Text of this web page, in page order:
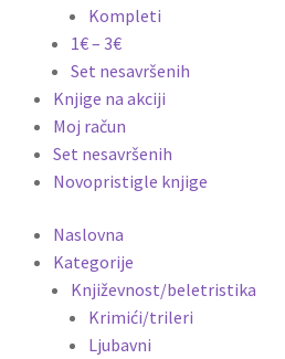
Kompleti
1€ – 3€
Set nesavršenih
Knjige na akciji
Moj račun
Set nesavršenih
Novopristigle knjige
Naslovna
Kategorije
Književnost/beletristika
Krimići/trileri
Ljubavni